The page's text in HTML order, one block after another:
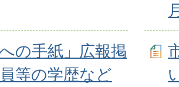
への手紙」広報掲
等の学歴など